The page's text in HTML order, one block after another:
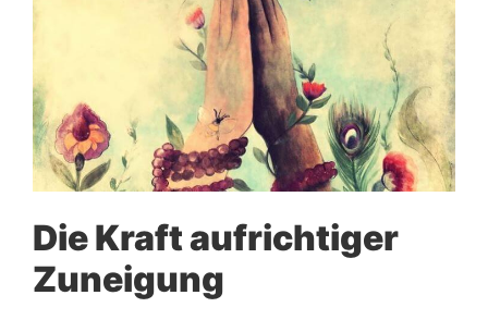
Die Kraft aufrichtiger
Zuneigung